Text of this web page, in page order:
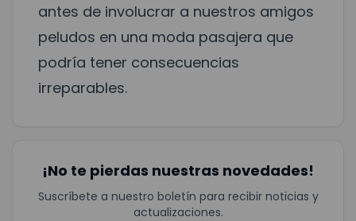
antes de involucrar a nuestros amigos
peludos en una moda pasajera que
podría tener consecuencias
irreparables.
¡No te pierdas nuestras novedades!
Suscríbete a nuestro boletín para recibir noticias y
actualizaciones.